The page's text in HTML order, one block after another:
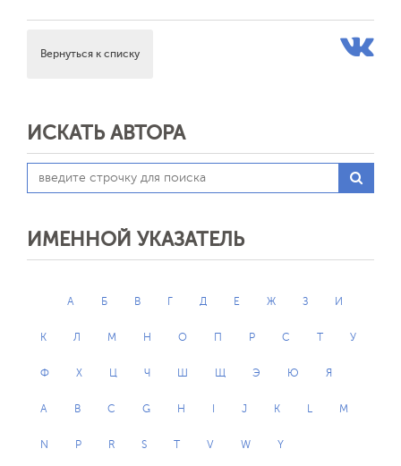
Вернуться к списку
ИСКАТЬ АВТОРА
ИМЕННОЙ УКАЗАТЕЛЬ
А Б В Г Д Е Ж З И
К Л М Н О П Р С Т У
Ф Х Ц Ч Ш Щ Э Ю Я
A B C G H J K L M
N P R S T V W Y